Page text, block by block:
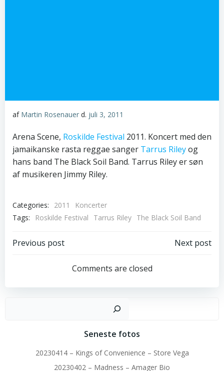
af Martin Rosenauer d. juli 3, 2011
Arena Scene, Roskilde Festival 2011. Koncert med den
jamaikanske rasta reggae sanger Tarrus Rileyog
hans band The Black Soil Band. Tarrus Riley er søn
af musikeren Jimmy Riley.
Categories: 2011
Koncerter
Tags:
Roskilde Festival Tarrus Riley The Black Soil Band
Post
navigation
Previous post
navigation
Next post
Comments are closed
Seneste fotos
20230414 – Kings of Convenience – Store Vega
20230402 – Madness – Amager Bio